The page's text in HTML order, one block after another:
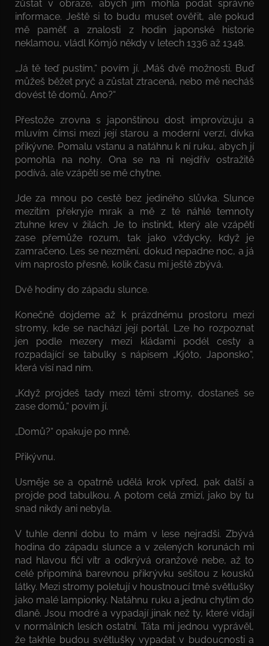
zůstat v obraze, abych jim mohla podat správné
informace. Ještě si to budu muset ověřit, ale pokud
mě paměť a znalosti z hodin japonské historie
neklamou, vládl Kómjó někdy v letech 1336 až 1348.
„Já tě teď pustím,“ povím jí. „Máš dvě možnosti. Buď
můžeš běžet pryč a zůstat ztracená, nebo mě necháš
dovést tě domů. Ano?“
Přestože zrovna s japonštinou dost improvizuju a
mluvím čímsi mezi její starou a moderní verzí, dívka
přikývne. Pomalu vstanu a natáhnu k ní ruku, abych jí
pomohla na nohy. Ona se na ni nejdřív ostražitě
podívá, ale vzápětí se mě chytne.
Jde za mnou po cestě bez jediného slůvka. Slunce
mezitím překryje mrak a mě z té náhlé temnoty
ztuhne krev v žilách. Je to instinkt, který ale vzápětí
zase přemůže rozum, tak jako vždycky, když je
zamračeno. Les se nezmění, dokud nepadne noc, a já
vím naprosto přesně, kolik času mi ještě zbývá.
Dvě hodiny do západu slunce.
Konečně dojdeme až k prázdnému prostoru mezi
stromy, kde se nachází její portál. Lze ho rozpoznat
jen podle mezery mezi kládami podél cesty a
rozpadající se tabulky s nápisem „Kjóto, Japonsko“,
která visí nad ním.
„Když projdeš tady mezi těmi stromy, dostaneš se
zase domů,“ povím jí.
„Domů?“ opakuje po mně.
Přikývnu.
Usměje se a opatrně udělá krok vpřed, pak další a
projde pod tabulkou. A potom celá zmizí, jako by tu
snad nikdy ani nebyla.
V tuhle denní dobu to mám v lese nejradši. Zbývá
hodina do západu slunce a v zelených korunách mi
nad hlavou fičí vítr a odkrývá oranžové nebe, až to
celé připomíná barevnou přikrývku sešitou z kousků
látky. Mezi stromy poletují v houstnoucí tmě světlušky
jako malé lampionky. Natáhnu ruku a jednu chytím do
dlaně. Jsou modré a vypadají jinak než ty, které vídají
v normálních lesích ostatní. Táta mi jednou vyprávěl,
že takhle budou světlušky vypadat v budoucnosti a